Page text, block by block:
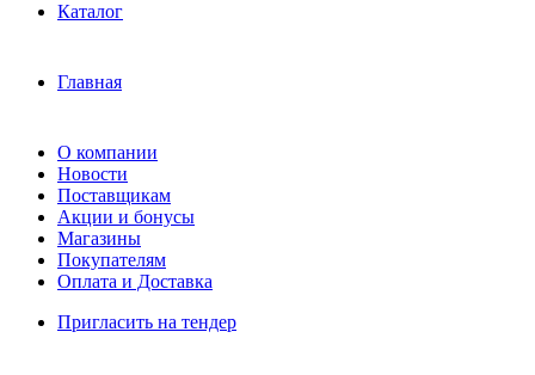
Каталог
Главная
О компании
Новости
Поставщикам
Акции и бонусы
Магазины
Покупателям
Оплата и Доставка
Пригласить на тендер